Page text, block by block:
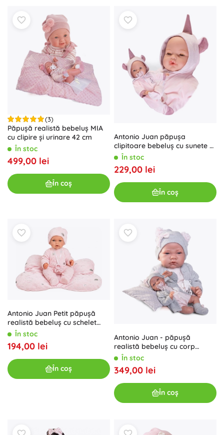
(3)
Păpușă realistă bebeluș MIA
cu clipire și urinare 42 cm
În stoc
499,00 lei
În coș
Antonio Juan păpușa
clipitoare bebeluș cu sunete și
corp moale - 37 cm
În stoc
229,00 lei
În coș
Antonio Juan Petit păpușă
realistă bebeluș cu schelet
flexibil 27 cm
În stoc
194,00 lei
În coș
Antonio Juan - păpușă
realistă bebeluș cu corp
moale din material textil 42
În stoc
349,00 lei
În coș